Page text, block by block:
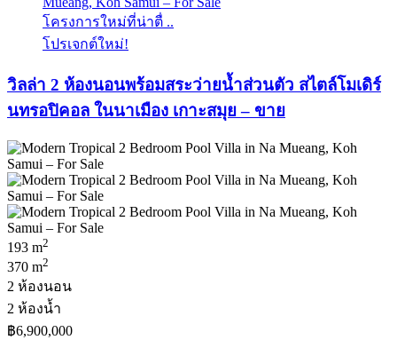
โครงการใหม่ที่น่าตื่ ..
โปรเจกต์ใหม่!
วิลล่า 2 ห้องนอนพร้อมสระว่ายน้ำส่วนตัว สไตล์โมเดิร์
นทรอปิคอล ในนาเมือง เกาะสมุย – ขาย
193 m2
370 m2
2 ห้องนอน
2 ห้องน้ำ
฿6,900,000